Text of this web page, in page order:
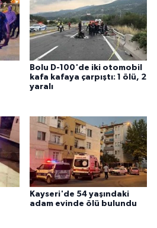
Bolu D-100'de iki otomobil
kafa kafaya çarpıştı: 1 ölü, 2
yaralı
Kayseri'de 54 yaşındaki
adam evinde ölü bulundu